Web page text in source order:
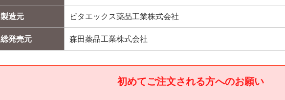
製造元 ビタエックス薬品工業株式会社
総発売元 森田薬品工業株式会社
初めてご注文される方へのお願い